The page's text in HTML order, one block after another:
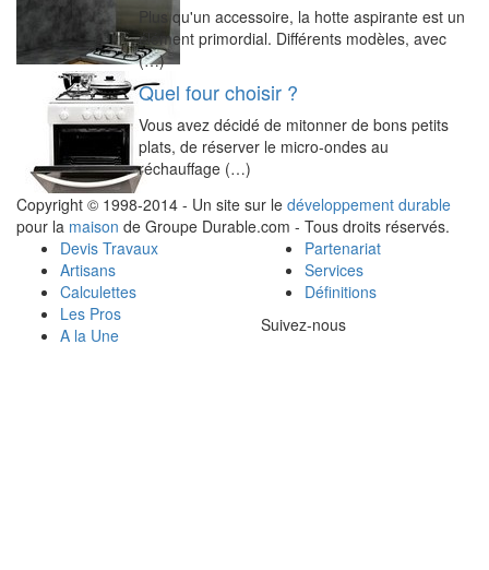
Plus qu'un accessoire, la hotte aspirante est un
élément primordial. Différents modèles, avec
(…)
Quel four choisir ?
Vous avez décidé de mitonner de bons petits
plats, de réserver le micro-ondes au
réchauffage (…)
Copyright © 1998-2014 - Un site sur le développement durable
pour la maison de Groupe Durable.com - Tous droits réservés.
Devis Travaux
Artisans
Calculettes
Les Pros
A la Une
Partenariat
Services
Définitions
Suivez-nous